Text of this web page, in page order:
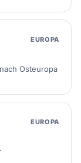
EUROPA
Osteuropa
EUROPA